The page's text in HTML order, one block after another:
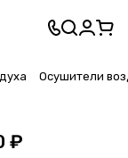
Осушители
₽